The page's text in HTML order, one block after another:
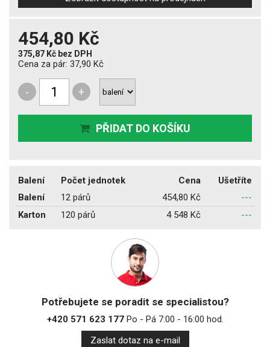
454,80 Kč
375,87 Kč bez DPH
Cena za pár: 37,90 Kč
- +
PŘIDAT DO KOŠÍKU
Balení Počet jednotek Cena
Ušetříte
Balení
12 párů 454,80 Kč
---
Karton
120 párů 4 548 Kč ---
Potřebujete se poradit se specialistou?
+420 571 623 177Po - Pá 7:00 - 16:00 hod.
Zaslat dotaz na e-mail